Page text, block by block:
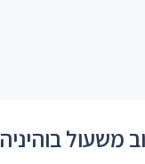
משעול בוהיניה